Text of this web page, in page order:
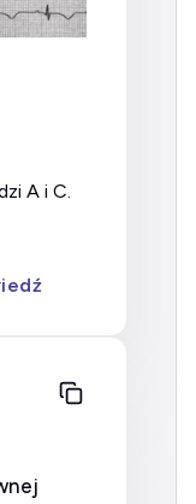
A i C.